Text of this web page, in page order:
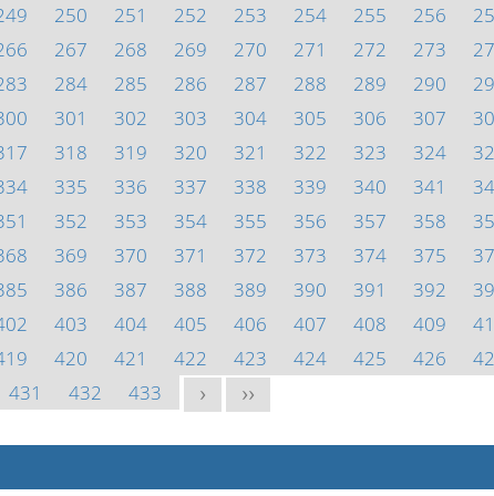
250 251 252 253 254 255 256
267 268 269 270 271 272 273
284 285 286 287 288 289 290
301 302 303 304 305 306 307
318 319 320 321 322 323 324
335 336 337 338 339 340 341
352 353 354 355 356 357 358
369 370 371 372 373 374 375
386 387 388 389 390 391 392
403 404 405 406 407 408 409
420 421 422 423 424 425 426
431
432 433 > >>